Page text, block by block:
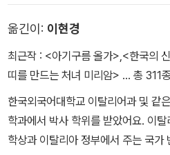
의와 자유’에 가담, 파시즘에 저항운
스트 민병대에 체포되었고 이듬해 2
송되었다. 1945년 1월 구소련의 붉은
을 버티기 어려웠다. 해방 이후에도
럽 각지를 돌아 아홉 달이 걸렸다.
만났고 도료 공장의 화학자와 관리자
옮긴이: 이현경
최근작 : <아기구름 올가> <한국의
띠를 만드는 처녀 미리암> … 총 311종
한국외국어대학교 이탈리어과 및 같
학과에서 박사 학위를 받았어요. 이
학상과 이탈리아 정부에서 주는 국가